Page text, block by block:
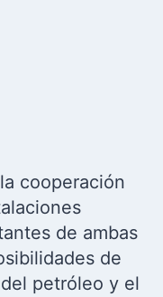
cooperación
de ambas
de
petróleo y el